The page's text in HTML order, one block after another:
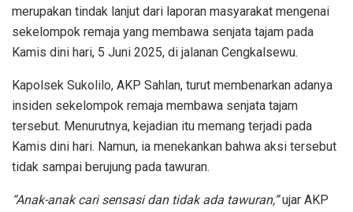
merupakan tindak lanjut dari laporan masyarakat mengenai
sekelompok remaja yang membawa senjata tajam pada
Kamis dini hari, 5 Juni 2025, di jalanan Cengkalsewu.
Kapolsek Sukolilo, AKP Sahlan, turut membenarkan adanya
insiden sekelompok remaja membawa senjata tajam
tersebut. Menurutnya, kejadian itu memang terjadi pada
Kamis dini hari. Namun, ia menekankan bahwa aksi tersebut
tidak sampai berujung pada tawuran.
“Anak-anak cari sensasi dan tidak ada tawuran,”ujar AKP